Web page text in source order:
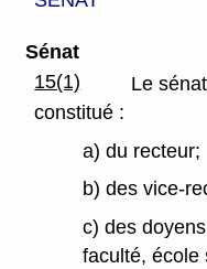
Sénat
15(1)
Le
constitué :
a) du recteur;
b) des vice-
c) des
faculté, école